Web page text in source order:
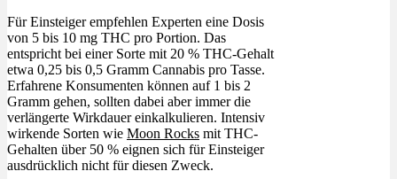
Für Einsteiger empfehlen Experten eine Dosis
von 5 bis 10 mg THC pro Portion. Das
entspricht bei einer Sorte mit 20 % THC-Gehalt
etwa 0,25 bis 0,5 Gramm Cannabis pro Tasse.
Erfahrene Konsumenten können auf 1 bis 2
Gramm gehen, sollten dabei aber immer die
verlängerte Wirkdauer einkalkulieren. Intensiv
wirkende Sorten wie Moon Rocks mit THC-
Gehalten über 50 % eignen sich für Einsteiger
ausdrücklich nicht für diesen Zweck.